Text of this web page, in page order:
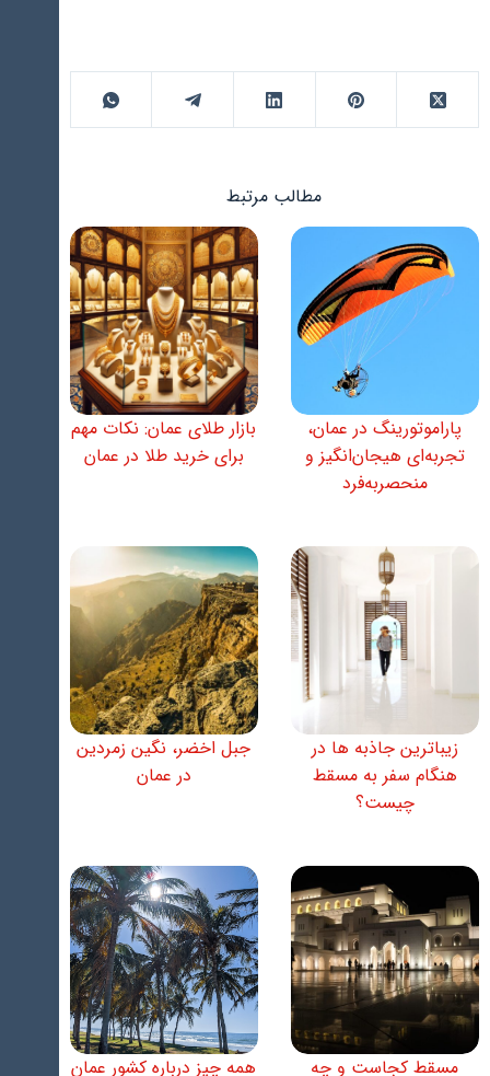
مطالب مرتبط
پاراموتورینگ در عمان،
تجربه‌ای هیجان‌انگیز و
منحصربه‌فرد
بازار طلای عمان: نکات مهم
برای خرید طلا در عمان
زیباترین جاذبه ها در
هنگام سفر به مسقط
چیست؟
جبل اخضر، نگین زمردین
در عمان
مسقط کجاست و چه
همه چیز درباره کشور عمان